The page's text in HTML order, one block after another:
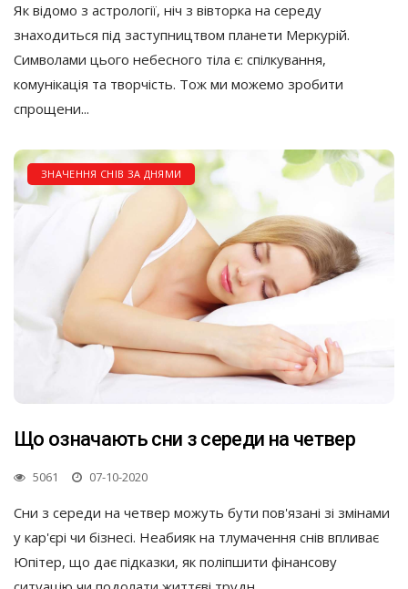
Як відомо з астрології, ніч з вівторка на середу
знаходиться під заступництвом планети Меркурій.
Символами цього небесного тіла є: спілкування,
комунікація та творчість. Тож ми можемо зробити
спрощени...
ЗНАЧЕННЯ СНІВ ЗА ДНЯМИ
Що означають сни з середи на четвер
5061 07-10-2020
Сни з середи на четвер можуть бути пов'язані зі змінами
у кар'єрі чи бізнесі. Неабияк на тлумачення снів впливає
Юпітер, що дає підказки, як поліпшити фінансову